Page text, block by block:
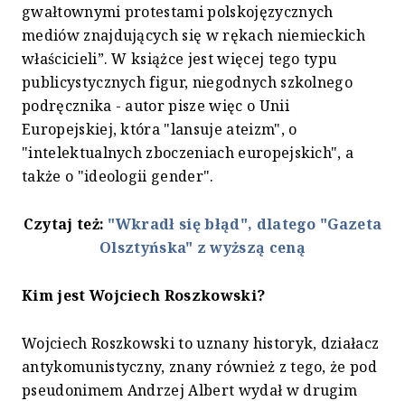
gwałtownymi protestami polskojęzycznych
mediów znajdujących się w rękach niemieckich
właścicieli”. W książce jest więcej tego typu
publicystycznych figur, niegodnych szkolnego
podręcznika - autor pisze więc o Unii
Europejskiej, która "lansuje ateizm", o
"intelektualnych zboczeniach europejskich", a
także o "ideologii gender".
Czytaj też: "Wkradł się błąd", dlatego "Gazeta
Olsztyńska" z wyższą ceną
Kim jest Wojciech Roszkowski?
Wojciech Roszkowski to uznany historyk, działacz
antykomunistyczny, znany również z tego, że pod
pseudonimem Andrzej Albert wydał w drugim